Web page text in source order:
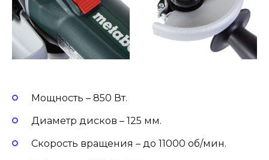
Мощность – 850 Вт.
Диаметр дисков – 125 мм.
Скорость вращения – до 11000 об/мин.